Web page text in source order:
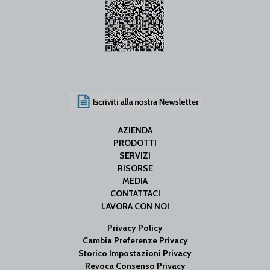
AZIENDA
PRODOTTI
SERVIZI
RISORSE
MEDIA
CONTATTACI
LAVORA CON NOI
Privacy Policy
Cambia Preferenze Privacy
Storico Impostazioni Privacy
Revoca Consenso Privacy